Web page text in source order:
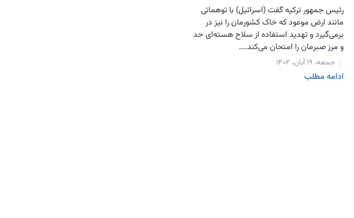
رئیس جمهور ترکیه گفت (اسرائیل) با توهماتی
مانند ارض موعود که خاک کشورمان را نیز در
برمی‌گیرد و تهدید استفاده از سلاح هسته‌ای حد
و مرز صبرمان را امتحان می‌کند....
جمعه، ۱۹ آبان، ۱۴۰۲
ادامه مطلب